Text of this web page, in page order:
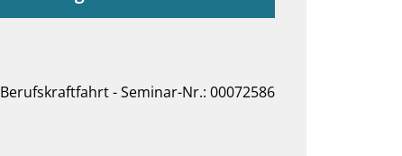
Berufskraftfahrt - Seminar-Nr.: 00072586